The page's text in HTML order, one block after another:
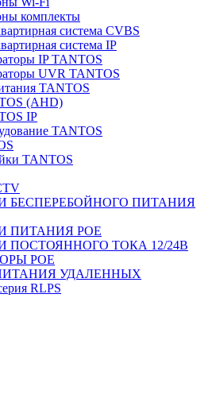
комплекты
система CVBS
система IP
IP TANTOS
UVR TANTOS
TANTOS
(AHD)
IP
TANTOS
TANTOS
БЕСПЕРЕБОЙНОГО ПИТАНИЯ
ПИТАНИЯ POE
ПОСТОЯННОГО ТОКА 12/24В
POE
УДАЛЕННЫХ
RLPS